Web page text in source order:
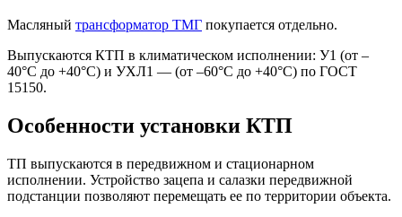
Масляный трансформатор ТМГ покупается отдельно.
Выпускаются КТП в климатическом исполнении: У1 (от –
40°C до +40°C) и УХЛ1 — (от –60°C до +40°C) по ГОСТ
15150.
Особенности установки КТП
ТП выпускаются в передвижном и стационарном
исполнении. Устройство зацепа и салазки передвижной
подстанции позволяют перемещать ее по территории объекта.